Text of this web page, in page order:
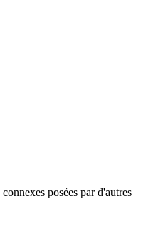
posées par d'autres